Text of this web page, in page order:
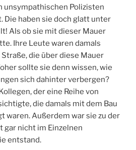
unsympathischen Polizisten
Die haben sie doch glatt unter
Als ob sie mit dieser Mauer
Ihre Leute waren damals
die über diese Mauer
sollte sie denn wissen, wie
sich dahinter verbergen?
der eine Reihe von
die damals mit dem Bau
waren. Außerdem war sie zu der
gar nicht im Einzelnen
entstand.